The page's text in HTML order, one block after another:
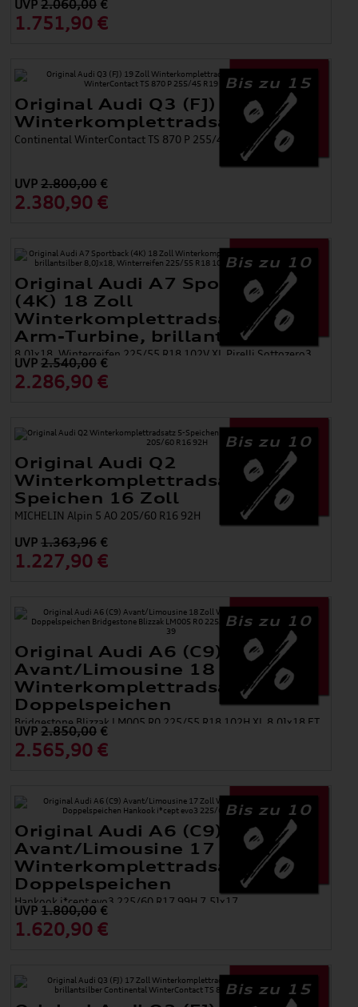
UVP2.060,00 €
1.751,90 €
Bis zu 15
Original Audi Q3 (FJ) 19 Zoll
Winterkomplettradsatz 5-Arm
Continental WinterContact TS 870 P 255/45 R19 8,5Jx19 ET 38
UVP2.800,00 €
2.380,90 €
Bis zu 10
Original Audi A7 Sportback
(4K) 18 Zoll
Winterkomplettradsatz 10-
Arm-Turbine, brillantsilber
8,0Jx18, Winterreifen 225/55 R18 102V XL Pirelli Sottozero3
AO
UVP2.540,00 €
2.286,90 €
Bis zu 10
Original Audi Q2
Winterkomplettradsatz 5-
Speichen 16 Zoll
MICHELIN Alpin 5 AO 205/60 R16 92H
UVP1.363,96 €
1.227,90 €
Bis zu 10
Original Audi A6 (C9)
Avant/Limousine 18 Zoll
Winterkomplettradsatz 5-
Doppelspeichen
Bridgestone Blizzak LM005 R0 225/55 R18 102H XL 8,0Jx18 ET
39
UVP2.850,00 €
2.565,90 €
Bis zu 10
Original Audi A6 (C9)
Avant/Limousine 17 Zoll
Winterkomplettradsatz 5-
Doppelspeichen
Hankook i*cept evo3 225/60 R17 99H 7,5Jx17
UVP1.800,00 €
1.620,90 €
Bis zu 15